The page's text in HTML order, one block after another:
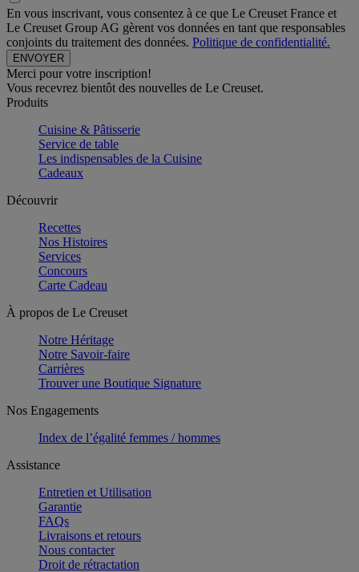
En vous inscrivant, vous consentez à ce que Le Creuset France et
Le Creuset Group AG gèrent vos données en tant que responsables
conjoints du traitement des données. Politique de confidentialité.
Merci pour votre inscription!
Vous recevrez bientôt des nouvelles de Le Creuset.
Produits
Cuisine & Pâtisserie
Service de table
Les indispensables de la Cuisine
Cadeaux
Découvrir
Recettes
Nos Histoires
Services
Concours
Carte Cadeau
À propos de Le Creuset
Notre Héritage
Notre Savoir-faire
Carrières
Trouver une Boutique Signature
Nos Engagements
Index de l’égalité femmes / hommes
Assistance
Entretien et Utilisation
Garantie
FAQs
Livraisons et retours
Nous contacter
Droit de rétractation